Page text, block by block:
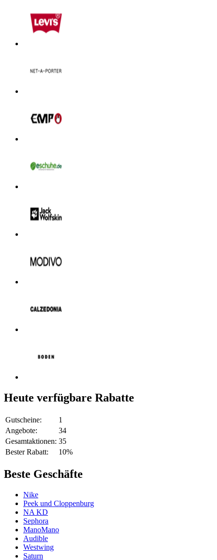
Heute verfügbare Rabatte
Gutscheine:
1
Angebote:
34
Gesamtaktionen: 35
Bester Rabatt:
10%
Beste Geschäfte
Nike
Peek und Cloppenburg
NA KD
Sephora
ManoMano
Audible
Westwing
Saturn